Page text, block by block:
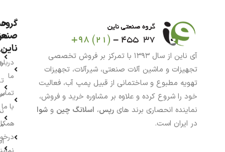
آی ناین از سال ۱۳۹۳ با تمرکز بر فروش تخصصی
تجهیزات و ماشین آلات صنعتی، شیرآلات، تجهیزات
تهویه مطبوع و ساختمانی از قبیل پمپ آب، فعالیت
خود را شروع کرده و علاوه بر مشاوره خرید و فروش،
نماینده انحصاری برند های رپس، اسلانگ چین و شوا
در ایران است.
گروه
ناین
ما
با ما